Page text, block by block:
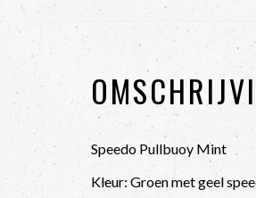
Speedo Pullbuoy Mint
Kleur: Groen met geel